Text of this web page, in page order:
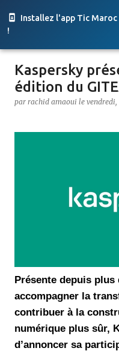
Installez l'app Tic
!
Accéder
Kaspersky
édition du
par rachid amaoui le
Présente depuis plus
accompagner la
contribuer à la
numérique plus sûr,
d’annoncer sa